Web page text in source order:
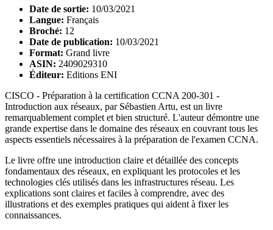
Date de sortie: 10/03/2021
Langue: Français
Broché: 12
Date de publication: 10/03/2021
Format: Grand livre
ASIN: 2409029310
Éditeur: Editions ENI
CISCO - Préparation à la certification CCNA 200-301 -
Introduction aux réseaux, par Sébastien Artu, est un livre
remarquablement complet et bien structuré. L'auteur démontre une
grande expertise dans le domaine des réseaux en couvrant tous les
aspects essentiels nécessaires à la préparation de l'examen CCNA.
Le livre offre une introduction claire et détaillée des concepts
fondamentaux des réseaux, en expliquant les protocoles et les
technologies clés utilisés dans les infrastructures réseau. Les
explications sont claires et faciles à comprendre, avec des
illustrations et des exemples pratiques qui aident à fixer les
connaissances.